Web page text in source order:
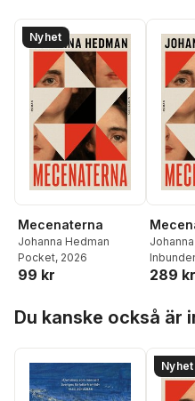
Nyhet
Mecenaterna
Johanna Hedman
Pocket, 2026
99 kr 289 kr
Du kanske också är
Nyhet